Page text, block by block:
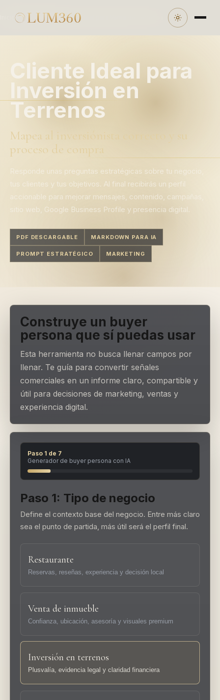
Inicio/ Herramientas/ Cliente Ideal para Venta de Terrenos
Cliente Ideal para
Inversión en
Terrenos
Mapea al inversiónista correcto y su
proceso de compra
Responde unas preguntas estratégicas sobre tu negocio,
tus clientes y tus objetivos. Al final recibirás un perfil
accionable para mejorar mensajes, contenido, campañas,
sitio web, Google Business Profile y presencia digital.
PDF DESCARGABLE MARKDOWN PARA IA
PROMPT ESTRATÉGICO MARKETING
Construye un buyer
persona que sí puedas usar
Esta herramienta no busca llenar campos por
llenar. Te guía para convertir señales
comerciales en un informe claro, compartible y
útil para decisiones de marketing, ventas y
experiencia digital.
Paso 1 de 7
Generador de buyer persona con IA
Paso 1: Tipo de negocio
Define el contexto base del negocio. Entre más claro
sea el punto de partida, más útil será el perfil final.
Restaurante
Reservas, reseñas, experiencia y decisión local
Venta de inmueble
Confianza, ubicación, asesoría y visuales premium
Inversión en terrenos
Plusvalía, evidencia legal y claridad financiera